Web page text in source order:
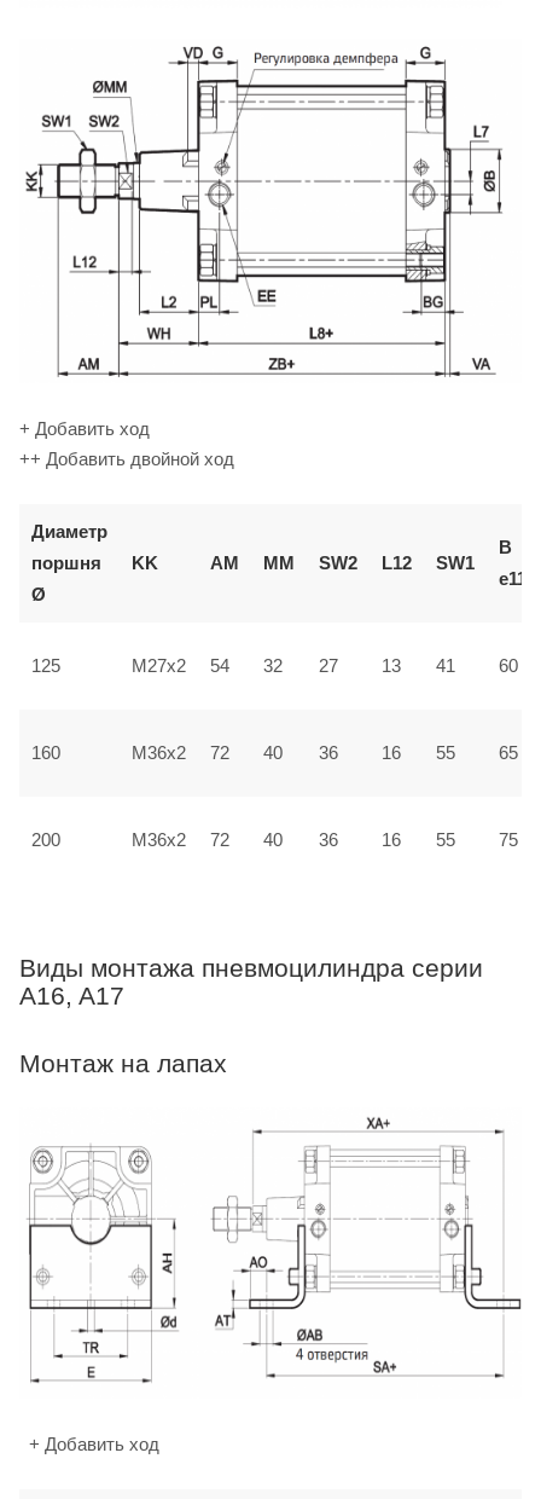
+ Добавить ход
++ Добавить двойной ход
Диаметр
поршня
Ø
KK AM ММ SW2 L12 SW1
В
e11
125 M27x2 54 32 27 13 41 60
160 M36x2 72 40 36 16 55 65
200 M36x2 72 40 36 16 55 75
Виды монтажа пневмоцилиндра серии
A16, A17
Монтаж на лапах
+ Добавить ход